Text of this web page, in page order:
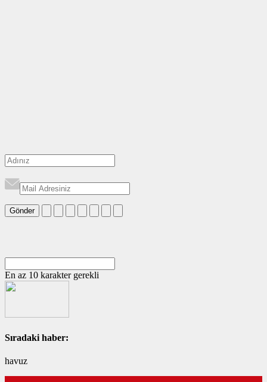
Gönder
En az 10 karakter gerekli
Sıradaki haber:
havuz